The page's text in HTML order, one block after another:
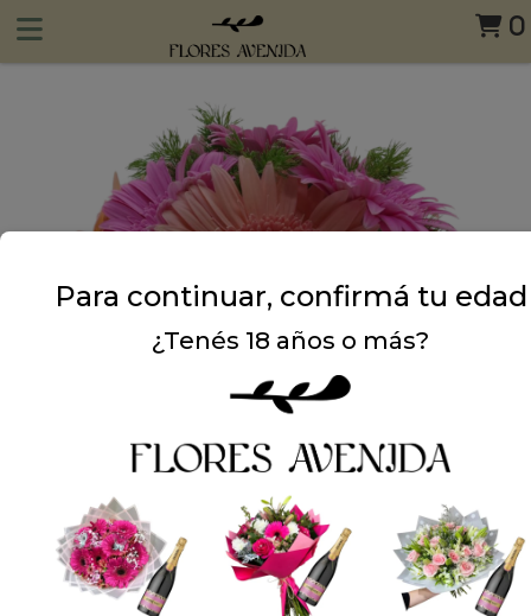
0
Dejá tu opinión
Para continuar, confirmá tu edad
¿Tenés 18 años o más?